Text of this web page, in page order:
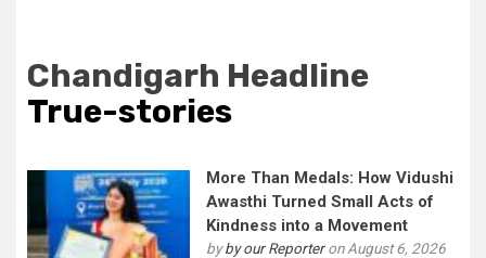
Chandigarh Headline
True-stories
More Than Medals: How Vidushi
Awasthi Turned Small Acts of
Kindness into a Movement
byby our Reporteron August 6, 2026